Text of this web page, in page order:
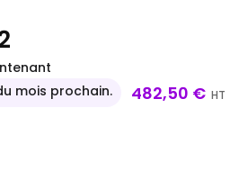
mois prochain.
482,50 € HT